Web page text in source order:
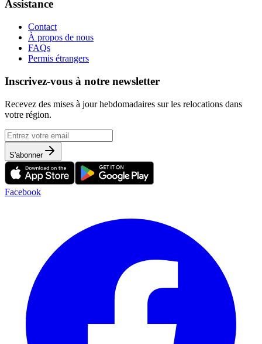
Assistance
Contact
À propos de nous
FAQs
Permis étrangers
Inscrivez-vous à notre newsletter
Recevez des mises à jour hebdomadaires sur les relocations dans
votre région.
S'abonner
Facebook